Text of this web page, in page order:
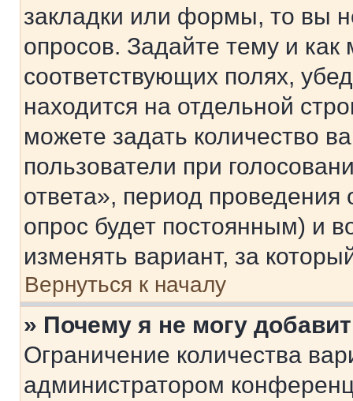
закладки или формы, то вы
опросов. Задайте тему и
соответствующих полях,
находится на отдельной
можете задать количество
пользователи при
ответа», период проведения
опрос будет постоянным) и
изменять вариант, за
Вернуться к началу
» Почему я не могу
Ограничение количества
администратором